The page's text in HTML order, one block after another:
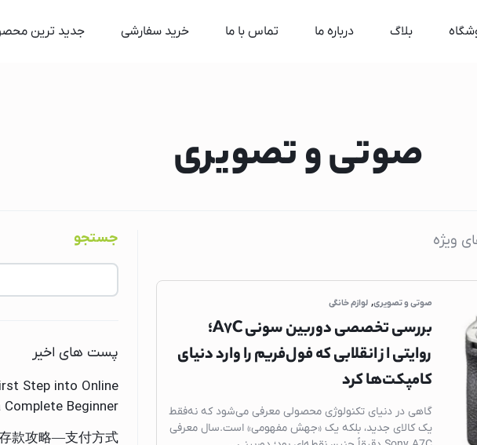
بلاگ درباره ما تماس با ما
مونوپاد
پاوربانک
گوشی موتورولا
گوشی شیائومی
لوازم جانبی لپ تاپ و کامیپوتر
لپ تاپ
لپ تاپ لنوو
خرید سفارشی جدید ترین
صوتی و تصویری
ویژه
صوتی و تصویری, لوازم خانگی
بررسی تخصصی دوربین سونی A7C؛
روایتی از انقلابی که فول‌فریم را وارد دنیای
کامپکت‌ها کرد
گاهی در دنیای تکنولوژی محصولی معرفی می‌شود که نه‌فقط
یک کالای جدید، بلکه یک «جهش مفهومی» است.سال معرفی
جستجو
پست های اخیر
Step into Online
Beginner
款攻略—支付方式